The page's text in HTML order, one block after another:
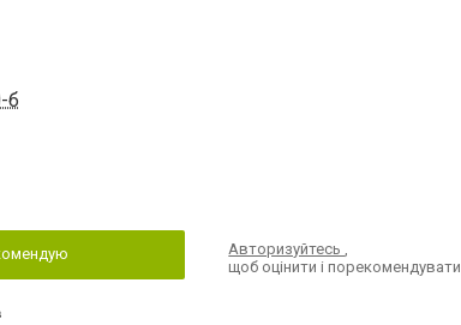
б
Авторизуйтесь,
щоб оцінити і порекомендувати